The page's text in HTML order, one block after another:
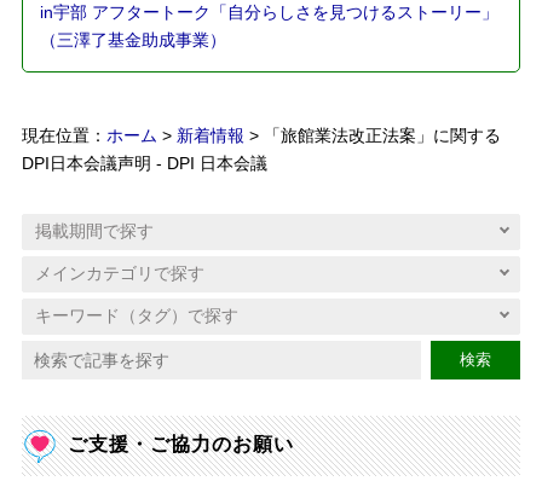
in宇部 アフタートーク「自分らしさを見つけるストーリー」
（三澤了基金助成事業）
現在位置： ホーム > 新着情報 > 「旅館業法改正法案」に関する
DPI日本会議声明 - DPI 日本会議
検索
ご支援・ご協力のお願い